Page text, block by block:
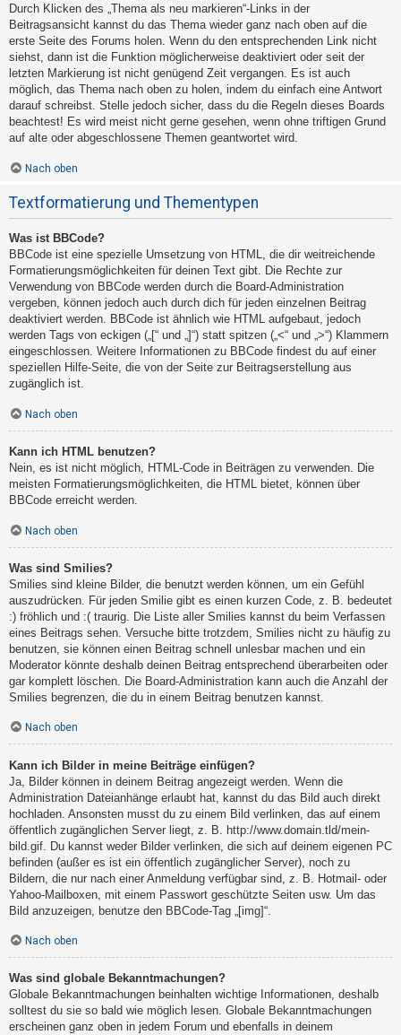
Durch Klicken des „Thema als neu markieren“-Links in der
Beitragsansicht kannst du das Thema wieder ganz nach oben auf die
erste Seite des Forums holen. Wenn du den entsprechenden Link nicht
siehst, dann ist die Funktion möglicherweise deaktiviert oder seit der
letzten Markierung ist nicht genügend Zeit vergangen. Es ist auch
möglich, das Thema nach oben zu holen, indem du einfach eine Antwort
darauf schreibst. Stelle jedoch sicher, dass du die Regeln dieses Boards
beachtest! Es wird meist nicht gerne gesehen, wenn ohne triftigen Grund
auf alte oder abgeschlossene Themen geantwortet wird.
Nach oben
Textformatierung und Thementypen
Was ist BBCode?
BBCode ist eine spezielle Umsetzung von HTML, die dir weitreichende
Formatierungsmöglichkeiten für deinen Text gibt. Die Rechte zur
Verwendung von BBCode werden durch die Board-Administration
vergeben, können jedoch auch durch dich für jeden einzelnen Beitrag
deaktiviert werden. BBCode ist ähnlich wie HTML aufgebaut, jedoch
werden Tags von eckigen („[“ und „]“) statt spitzen („<“ und „>“) Klammern
eingeschlossen. Weitere Informationen zu BBCode findest du auf einer
speziellen Hilfe-Seite, die von der Seite zur Beitragserstellung aus
zugänglich ist.
Nach oben
Kann ich HTML benutzen?
Nein, es ist nicht möglich, HTML-Code in Beiträgen zu verwenden. Die
meisten Formatierungsmöglichkeiten, die HTML bietet, können über
BBCode erreicht werden.
Nach oben
Was sind Smilies?
Smilies sind kleine Bilder, die benutzt werden können, um ein Gefühl
auszudrücken. Für jeden Smilie gibt es einen kurzen Code, z. B. bedeutet
:) fröhlich und :( traurig. Die Liste aller Smilies kannst du beim Verfassen
eines Beitrags sehen. Versuche bitte trotzdem, Smilies nicht zu häufig zu
benutzen, sie können einen Beitrag schnell unlesbar machen und ein
Moderator könnte deshalb deinen Beitrag entsprechend überarbeiten oder
gar komplett löschen. Die Board-Administration kann auch die Anzahl der
Smilies begrenzen, die du in einem Beitrag benutzen kannst.
Nach oben
Kann ich Bilder in meine Beiträge einfügen?
Ja, Bilder können in deinem Beitrag angezeigt werden. Wenn die
Administration Dateianhänge erlaubt hat, kannst du das Bild auch direkt
hochladen. Ansonsten musst du zu einem Bild verlinken, das auf einem
öffentlich zugänglichen Server liegt, z. B. http://www.domain.tld/mein-
bild.gif. Du kannst weder Bilder verlinken, die sich auf deinem eigenen PC
befinden (außer es ist ein öffentlich zugänglicher Server), noch zu
Bildern, die nur nach einer Anmeldung verfügbar sind, z. B. Hotmail- oder
Yahoo-Mailboxen, mit einem Passwort geschützte Seiten usw. Um das
Bild anzuzeigen, benutze den BBCode-Tag „[img]“.
Nach oben
Was sind globale Bekanntmachungen?
Globale Bekanntmachungen beinhalten wichtige Informationen, deshalb
solltest du sie so bald wie möglich lesen. Globale Bekanntmachungen
erscheinen ganz oben in jedem Forum und ebenfalls in deinem